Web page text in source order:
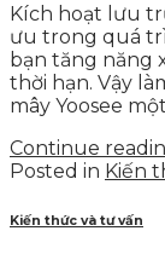
Kích hoạt lưu
ưu trong quá
bạn tăng năng
thời hạn. Vậy
mây Yoosee
Continue
Posted in Kiến
Kiến thức và tư vấn